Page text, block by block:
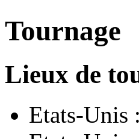
Tournage
Lieux de
Etats-Unis